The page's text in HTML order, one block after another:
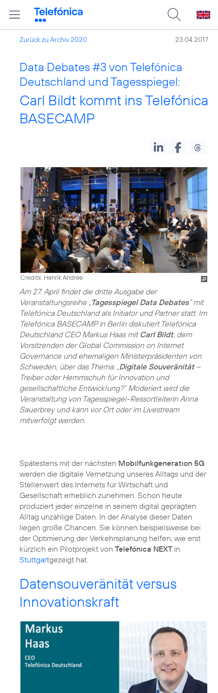
Zurück zu Archiv 2020 23.04.2017
Data Debates #3 von Telefónica
Deutschland und Tagesspiegel:
Carl Bildt kommt ins Telefónica
BASECAMP
Credits: Henrik Andree
Am 27. April findet die dritte Ausgabe der
Veranstaltungsreihe „ Tagesspiegel Data Debates“ mit
Telefónica Deutschland als Initiator und Partner statt. Im
Telefónica BASECAMP in Berlin diskutiert Telefónica
Deutschland CEO Markus Haas mit Carl Bildt, dem
Vorsitzenden der Global Commission on Internet
Governance und ehemaligen Ministerpräsidenten von
Schweden, über das Thema: „ Digitale Souveränität–
Treiber oder Hemmschuh für Innovation und
gesellschaftliche Entwicklung?” Moderiert wird die
Veranstaltung von Tagesspiegel-Ressortleiterin Anna
Sauerbrey und kann vor Ort oder im Livestream
mitverfolgt werden.
Spätestens mit der nächsten Mobilfunkgeneration 5G
werden die digitale Vernetzung unseres Alltags und der
Stellenwert des Internets für Wirtschaft und
Gesellschaft erheblich zunehmen. Schon heute
produziert jeder einzelne in seinem digital geprägten
Alltag unzählige Daten. In der Analyse dieser Daten
liegen große Chancen. Sie können beispielsweise bei
der Optimierung der Verkehrsplanung helfen, wie erst
kürzlich ein Pilotprojekt von Telefónica NEXT in
Stuttgartgezeigt hat.
Datensouveränität versus
Innovationskraft